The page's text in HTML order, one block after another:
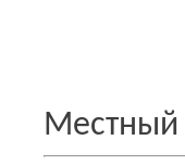
Местный